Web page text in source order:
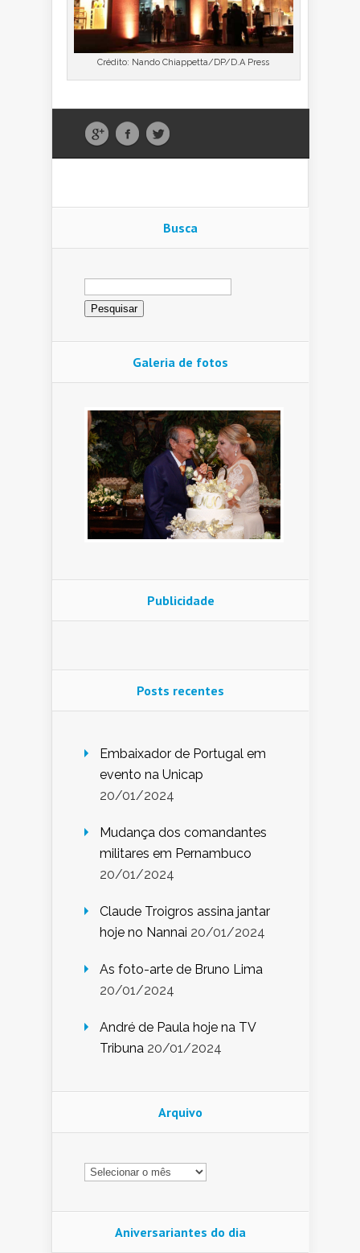
Crédito: Nando Chiappetta/DP/D.A Press
Busca
Pesquisar
por:
Galeria de fotos
Publicidade
Posts recentes
Embaixador de Portugal em
evento na Unicap
20/01/2024
Mudança dos comandantes
militares em Pernambuco
20/01/2024
Claude Troigros assina jantar
hoje no Nannai 20/01/2024
As foto-arte de Bruno Lima
20/01/2024
André de Paula hoje na TV
Tribuna 20/01/2024
Arquivo
Arquivo
Aniversariantes do dia